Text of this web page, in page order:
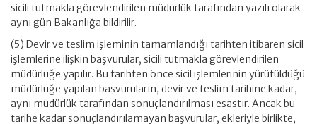
sicili tutmakla görevlendirilen müdürlük tarafından yazılı olarak
aynı gün Bakanlığa bildirilir.
(5) Devir ve teslim işleminin tamamlandığı tarihten itibaren sicil
işlemlerine ilişkin başvurular, sicili tutmakla görevlendirilen
müdürlüğe yapılır. Bu tarihten önce sicil işlemlerinin yürütüldüğü
müdürlüğe yapılan başvuruların, devir ve teslim tarihine kadar,
aynı müdürlük tarafından sonuçlandırılması esastır. Ancak bu
tarihe kadar sonuçlandırılamayan başvurular, ekleriyle birlikte,